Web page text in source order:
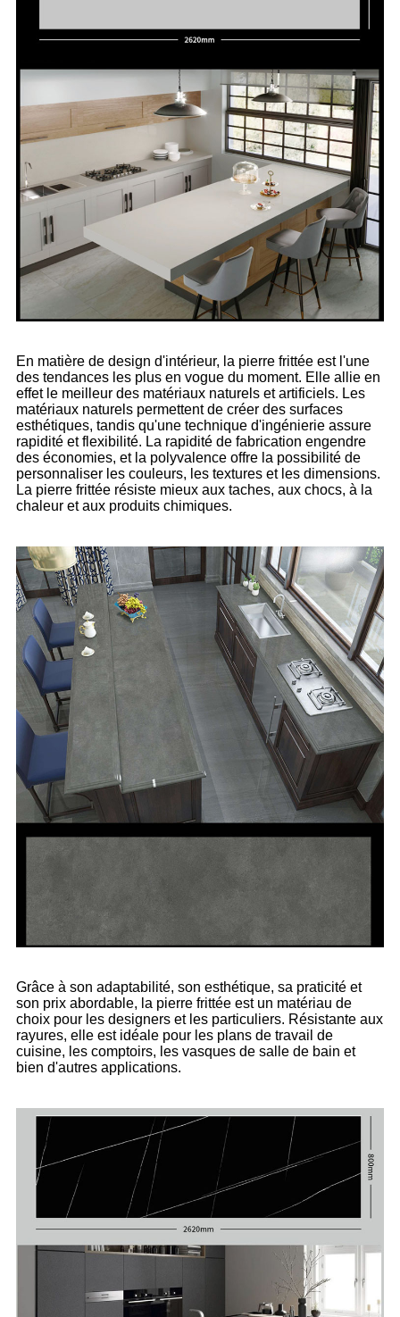
En matière de design d'intérieur, la pierre frittée est l'une
des tendances les plus en vogue du moment. Elle allie en
effet le meilleur des matériaux naturels et artificiels. Les
matériaux naturels permettent de créer des surfaces
esthétiques, tandis qu'une technique d'ingénierie assure
rapidité et flexibilité. La rapidité de fabrication engendre
des économies, et la polyvalence offre la possibilité de
personnaliser les couleurs, les textures et les dimensions.
La pierre frittée résiste mieux aux taches, aux chocs, à la
chaleur et aux produits chimiques.
Grâce à son adaptabilité, son esthétique, sa praticité et
son prix abordable, la pierre frittée est un matériau de
choix pour les designers et les particuliers. Résistante aux
rayures, elle est idéale pour les plans de travail de
cuisine, les comptoirs, les vasques de salle de bain et
bien d'autres applications.